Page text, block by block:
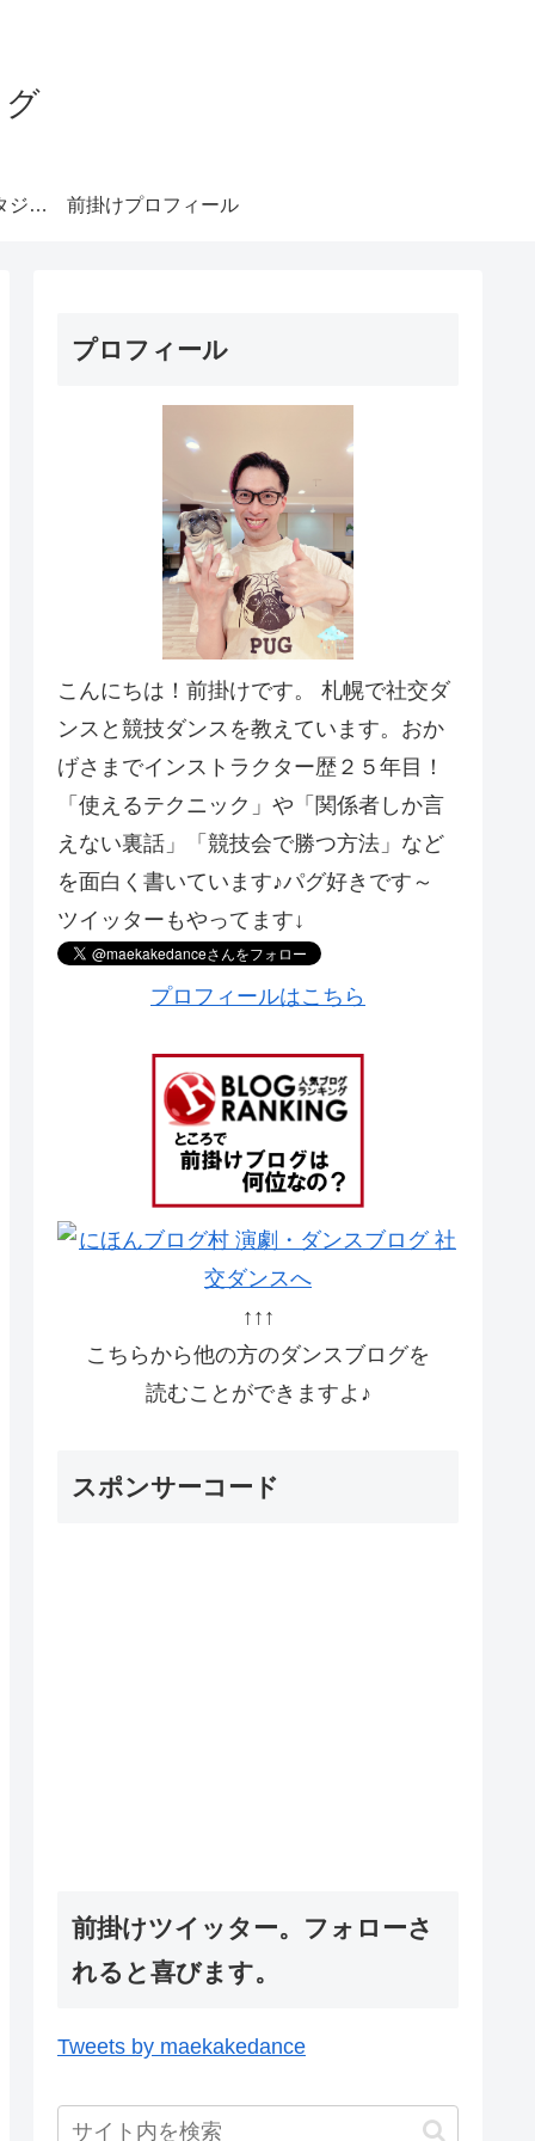
みやもとダンススタジオ札幌 前掛けプロフィール
プロフィール
こんにちは！前掛けです。 札幌で社交ダ
ンスと競技ダンスを教えています。おか
げさまでインストラクター歴２５年目！
「使えるテクニック」や「関係者しか言
えない裏話」「競技会で勝つ方法」など
を面白く書いています♪パグ好きです～
ツイッターもやってます↓
プロフィールはこちら
↑↑↑
こちらから他の方のダンスブログを
読むことができますよ♪
スポンサーコード
前掛けツイッター。フォローさ
れると喜びます。
Tweets by maekakedance